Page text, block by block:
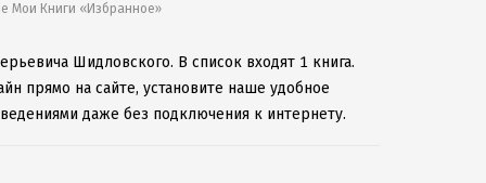
Мои Книги «Избранное»
Шидловского. В список входят 1 книга.
прямо на сайте, установите наше удобное
даже без подключения к интернету.